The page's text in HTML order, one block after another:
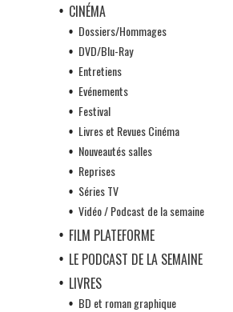
CINÉMA
Dossiers/Hommages
DVD/Blu-Ray
Entretiens
Evénements
Festival
Livres et Revues Cinéma
Nouveautés salles
Reprises
Séries TV
Vidéo / Podcast de la semaine
FILM PLATEFORME
LE PODCAST DE LA SEMAINE
LIVRES
BD et roman graphique